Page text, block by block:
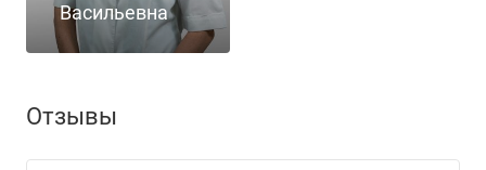
Васильевна
Отзывы